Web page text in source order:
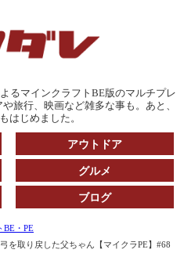
るマインクラフトBE版のマルチプレ
旅行、映画など雑多な事も。あと、
はじめました。
アウトドア
グルメ
ブログ
BE・PE
を取り戻した父ちゃん【マイクラPE】#68